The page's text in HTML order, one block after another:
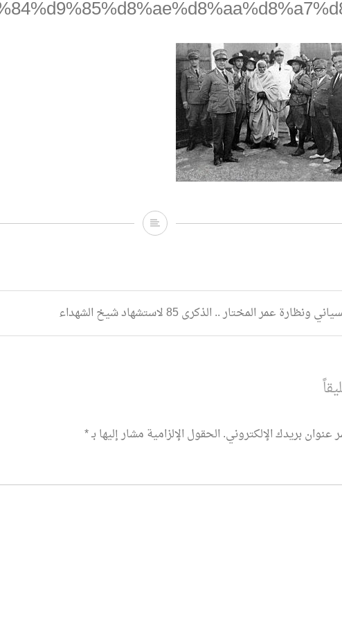
%d8%b9%d9%85%d8%b1-
ونظارة عمر المختار .. الذكرى 85 لاستشهاد شيخ الشهداء
عنوان بريدك الإلكتروني. الحقول الإلزامية مشار إليها بـ*